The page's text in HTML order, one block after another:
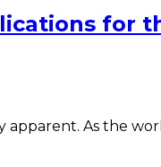
for
As the